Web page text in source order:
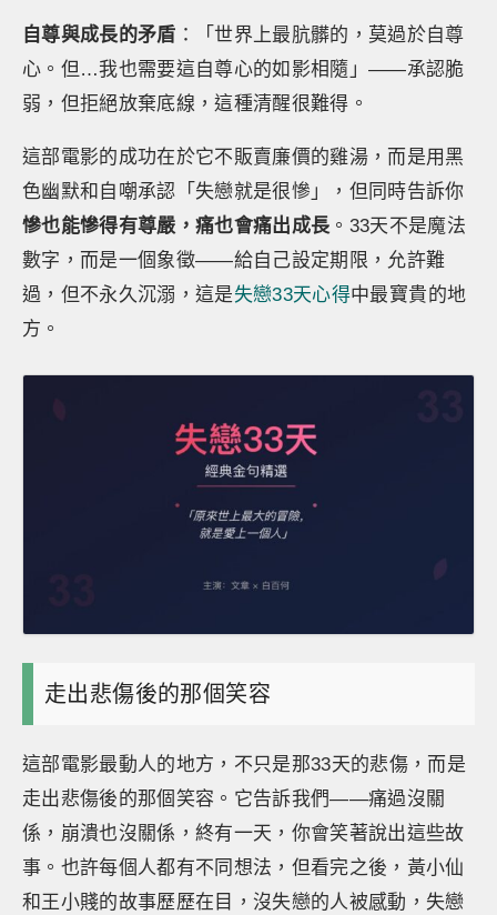
自尊與成長的矛盾 ：「世界上最肮髒的，莫過於自尊
心。但…我也需要這自尊心的如影相隨」——承認脆
弱，但拒絕放棄底線，這種清醒很難得。
這部電影的成功在於它不販賣廉價的雞湯，而是用黑
色幽默和自嘲承認「失戀就是很慘」，但同時告訴你
慘也能慘得有尊嚴，痛也會痛出成長 。33天不是魔法
數字，而是一個象徵——給自己設定期限，允許難
過，但不永久沉溺，這是失戀33天心得中最寶貴的地
方。
走出悲傷後的那個笑容
這部電影最動人的地方，不只是那33天的悲傷，而是
走出悲傷後的那個笑容。它告訴我們——痛過沒關
係，崩潰也沒關係，終有一天，你會笑著說出這些故
事。也許每個人都有不同想法，但看完之後，黃小仙
和王小賤的故事歷歷在目，沒失戀的人被感動，失戀